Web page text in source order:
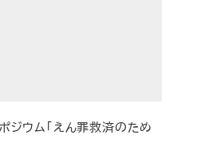
ジウム「えん罪救済のため